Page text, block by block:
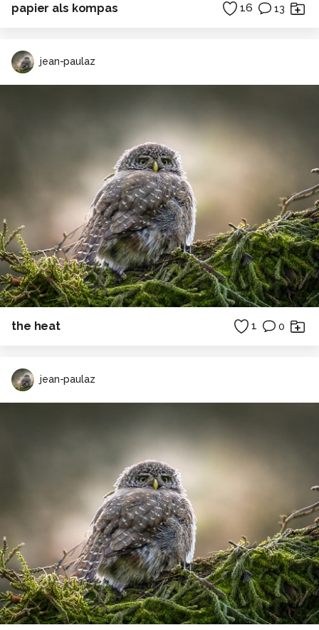
papier als kompas 16 13
jean-paulaz
the heat 1 0
jean-paulaz